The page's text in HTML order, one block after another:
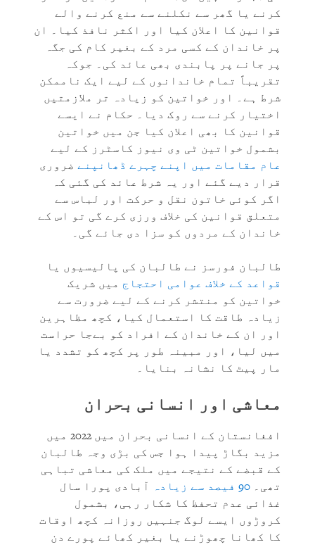
کرنے یا گھر سے نکلنے سے منع کرنے والے
قوانین کا اعلان کیا اور اکثر نافذ کیا۔ ان
پر خاندان کے کسی مرد کے بغیر کام کی جگہ
پر جانے پر پابندی بھی عائد کی۔ جوکہ
تقریباً تمام خاندانوں کے لیے ایک ناممکن
شرط ہے۔ اور خواتین کو زیادہ تر ملازمتیں
اختیار کرنے سے روک دیا۔ حکام نے ایسے
قوانین کا بھی اعلان کیا جن میں خواتین
بشمول خواتین ٹی وی نیوز کاسٹرز کے لیے
عام مقامات میں اپنے چہرے ڈھانپنے ضروری
قرار دیے گئے اور یہ شرط عائد کی گئی کہ
اگر کوئی خاتون نقل و حرکت اور لباس سے
متعلق قوانین کی خلاف ورزی کرے گی تو اس کے
خاندان کے مردوں کو سزا دی جائے گی۔
طالبان فورسز نے طالبان کی پالیسیوں یا
قواعد کے خلاف عوامی احتجاج میں شریک
خواتین کو منتشر کرنے کے لیے ضرورت سے
زیادہ طاقت کا استعمال کیا، کچھ مظاہرین
اور ان کے خاندان کے افراد کو بےجا حراست
میں لیا، اور مبینہ طور پر کچھ کو تشدد یا
مار پیٹ کا نشانہ بنایا۔
معاشی اور انسانی بحران
افغانستان کے انسانی بحران میں 2022 میں
مزید بگاڑ پیدا ہوا جس کی بڑی وجہ طالبان
کے قبضے کے نتیجے میں ملک کی معاشی تباہی
تھی۔ 90 فیصد سے زیادہ
آبادی پورا سال
غذائی عدم تحفظ کا شکار رہی، بشمول
کروڑوں ایسے لوگ جنہیں روزانہ کچھ اوقات
کا کھانا چھوڑنے یا بغیر کھائے پورے دن